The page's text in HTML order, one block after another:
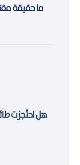
ما حقيقة
هل احتُجزت